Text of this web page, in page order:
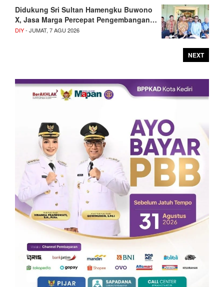
Didukung Sri Sultan Hamengku Buwono
X, Jasa Marga Percepat Pengembangan…
DIY- JUMAT, 7 AGU 2026
NEXT